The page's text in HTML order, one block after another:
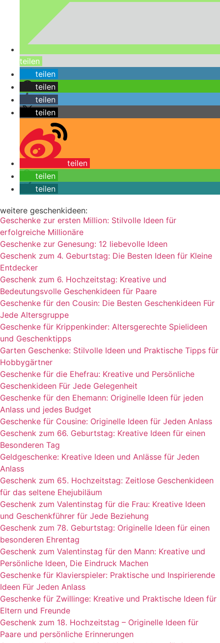
teilen
teilen
teilen
teilen
teilen
teilen
teilen
teilen
weitere geschenkideen:
Geschenke zur ersten Million: Stilvolle Ideen für
erfolgreiche Millionäre
Geschenke zur Genesung: 12 liebevolle Ideen
Geschenk zum 4. Geburtstag: Die Besten Ideen für Kleine
Entdecker
Geschenk zum 6. Hochzeitstag: Kreative und
Bedeutungsvolle Geschenkideen für Paare
Geschenke für den Cousin: Die Besten Geschenkideen Für
Jede Altersgruppe
Geschenke für Krippenkinder: Altersgerechte Spielideen
und Geschenktipps
Garten Geschenke: Stilvolle Ideen und Praktische Tipps für
Hobbygärtner
Geschenke für die Ehefrau: Kreative und Persönliche
Geschenkideen Für Jede Gelegenheit
Geschenke für den Ehemann: Originelle Ideen für jeden
Anlass und jedes Budget
Geschenke für Cousine: Originelle Ideen für Jeden Anlass
Geschenk zum 66. Geburtstag: Kreative Ideen für einen
Besonderen Tag
Geldgeschenke: Kreative Ideen und Anlässe für Jeden
Anlass
Geschenk zum 65. Hochzeitstag: Zeitlose Geschenkideen
für das seltene Ehejubiläum
Geschenk zum Valentinstag für die Frau: Kreative Ideen
und Geschenkführer für Jede Beziehung
Geschenk zum 78. Geburtstag: Originelle Ideen für einen
besonderen Ehrentag
Geschenk zum Valentinstag für den Mann: Kreative und
Persönliche Ideen, Die Eindruck Machen
Geschenke für Klavierspieler: Praktische und Inspirierende
Ideen Für Jeden Anlass
Geschenke für Zwillinge: Kreative und Praktische Ideen für
Eltern und Freunde
Geschenk zum 18. Hochzeitstag – Originelle Ideen für
Paare und persönliche Erinnerungen